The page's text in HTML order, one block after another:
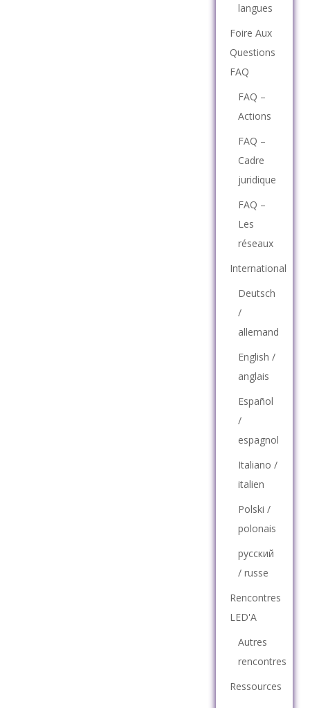
langues
Foire Aux
Questions
FAQ
FAQ –
Actions
FAQ –
Cadre
juridique
FAQ –
Les
réseaux
International
Deutsch
/
allemand
English /
anglais
Español
/
espagnol
Italiano /
italien
Polski /
polonais
русский
/ russe
Rencontres
LED'A
Autres
rencontres
Ressources